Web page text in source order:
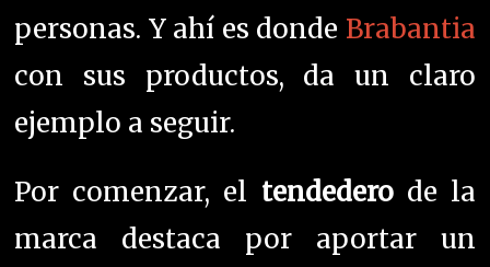
personas. Y ahí es donde Brabantia
con sus productos, da un claro
ejemplo a seguir.
Por comenzar, el tendederode la
marca destaca por aportar un